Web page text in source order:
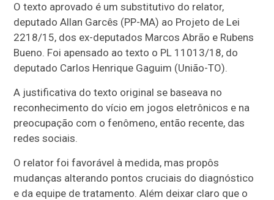
O texto aprovado é umsubstitutivo do relator,
deputado Allan Garcês (PP-MA) ao Projeto de Lei
2218/15, dos ex-deputados Marcos Abrão e Rubens
Bueno. Foi apensado ao texto o PL 11013/18, do
deputado Carlos Henrique Gaguim (União-TO).
A justificativa do texto original se baseava no
reconhecimento do vício em jogos eletrônicos e na
preocupação com o fenômeno, então recente, das
redes sociais.
O relator foi favorável à medida, mas propôs
mudanças alterando pontos cruciais do diagnóstico
e da equipe de tratamento.Além deixar claro que o